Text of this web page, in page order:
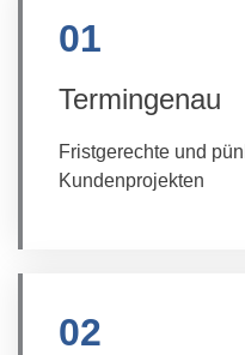
01
Termingenau
Fristgerechte und
Kundenprojekten
02